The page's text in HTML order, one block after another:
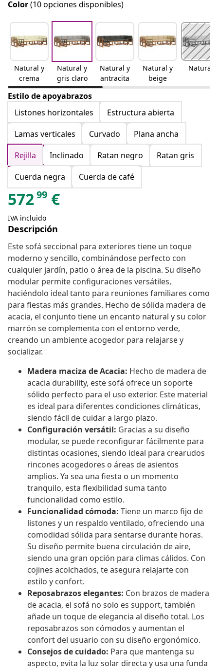
Color(10 opciones disponibles)
Natural y
crema
Natural y
gris claro
Natural y
antracita
Natural y
beige
Natural
Estilo de apoyabrazos
Listones horizontales
Estructura abierta
Lamas verticales
Curvado
Plana ancha
Rejilla
Inclinado Ratan negro
Ratan gris
Cuerda negra
Cuerda de café
57299 €
IVA incluido
Descripción
Este sofá seccional para exteriores tiene un toque
moderno y sencillo, combinándose perfecto con
cualquier jardín, patio o área de la piscina. Su diseño
modular permite configuraciones versátiles,
haciéndolo ideal tanto para reuniones familiares como
para fiestas más grandes. Hecho de sólida madera de
acacia, el conjunto tiene un encanto natural y su color
marrón se complementa con el entorno verde,
creando un ambiente acogedor para relajarse y
socializar.
Madera maciza de Acacia: Hecho de madera de
acacia durability, este sofá ofrece un soporte
sólido perfecto para el uso exterior. Este material
es ideal para diferentes condiciones climáticas,
siendo fácil de cuidar a largo plazo.
Configuración versátil: Gracias a su diseño
modular, se puede reconfigurar fácilmente para
distintas ocasiones, siendo ideal para crearudos
rincones acogedores o áreas de asientos
amplios. Ya sea una fiesta o un momento
tranquilo, esta flexibilidad suma tanto
funcionalidad como estilo.
Funcionalidad cómoda: Tiene un marco fijo de
listones y un respaldo ventilado, ofreciendo una
comodidad sólida para sentarse durante horas.
Su diseño permite buena circulación de aire,
siendo una gran opción para climas cálidos. Con
cojines acolchados, te asegura relajarte con
estilo y confort.
Reposabrazos elegantes: Con brazos de madera
de acacia, el sofá no solo es support, también
añade un toque de elegancia al diseño total. Los
reposabrazos son cómodos y aumentan el
confort del usuario con su diseño ergonómico.
Consejos de cuidado: Para que mantenga su
aspecto, evita la luz solar directa y usa una funda